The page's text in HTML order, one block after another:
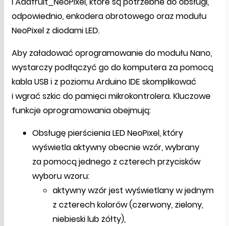
odpowiednio, enkodera obrotowego oraz modułu
NeoPixel z diodami LED.
Aby załadować oprogramowanie do modułu Nano,
wystarczy podłączyć go do komputera za pomocą
kabla USB i z poziomu Arduino IDE skomplikować
i wgrać szkic do pamięci mikrokontrolera. Kluczowe
funkcje oprogramowania obejmują:
Obsługę pierścienia LED NeoPixel, który
wyświetla aktywny obecnie wzór, wybrany
za pomocą jednego z czterech przycisków
wyboru wzoru:
aktywny wzór jest wyświetlany w jednym
z czterech kolorów (czerwony, zielony,
niebieski lub żółty),